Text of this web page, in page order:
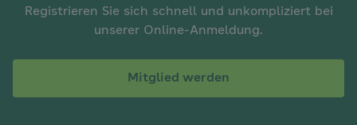
Registrieren Sie sich schnell und unkompliziert bei
unserer Online-Anmeldung.
Mitglied werden